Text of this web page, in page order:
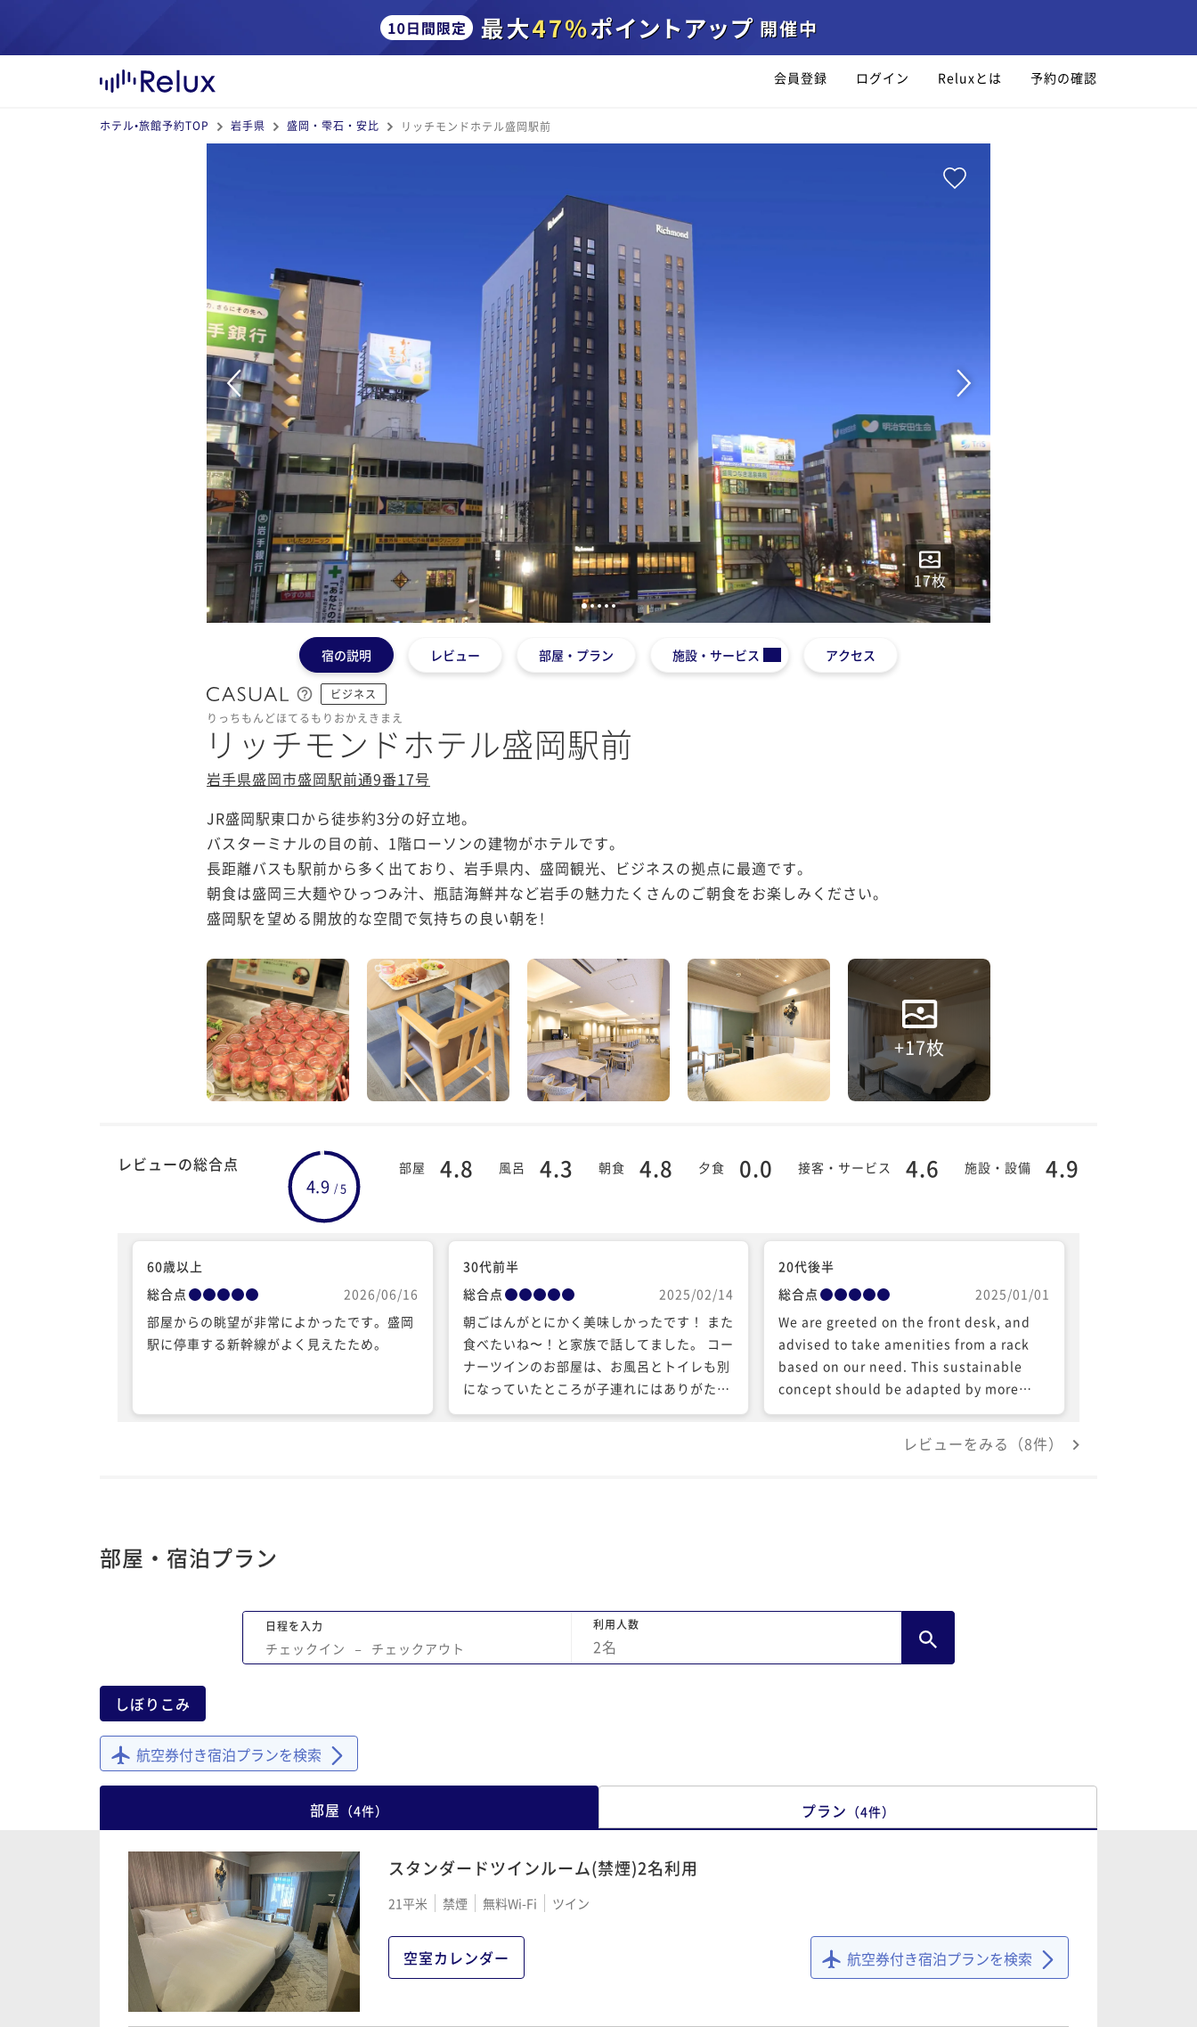
会員登録 ログイン Reluxとは 予約の確認
ホテル•旅館予約TOP 岩手県 盛岡・雫石・安比 リッチモンドホテル盛岡駅前
17枚
1 2345
宿の説明 レビュー 部屋・プラン 施設・サービス アクセス
ビジネス
りっちもんどほてるもりおかえきまえ
リッチモンドホテル盛岡駅前
岩手県盛岡市盛岡駅前通9番17号
JR盛岡駅東口から徒歩約3分の好立地。
バスターミナルの目の前、1階ローソンの建物がホテルです。
長距離バスも駅前から多く出ており、岩手県内、盛岡観光、ビジネスの拠点に最適です。
朝食は盛岡三大麺やひっつみ汁、瓶詰海鮮丼など岩手の魅力たくさんのご朝食をお楽しみください。
+17枚
レビューの総合点
4.9 /5
部屋 4.8 風呂 4.3 朝食 4.8 夕食 0.0 接客・サービス 4.6 施設・設備 4.9
60歳以上
総合点
2026/06/16
部屋からの眺望が非常によかったです。盛岡
駅に停車する新幹線がよく見えたため。
30代前半
総合点
2025/02/14
朝ごはんがとにかく美味しかったです！ また
食べたいね〜！と家族で話してました。 コー
ナーツインのお部屋は、お風呂とトイレも別
になっていたところが子連れにはありがたか
ったです！部屋も清潔感があり過ごしやすか
20代後半
総合点
2025/01/01
We are greeted on the front desk, and
advised to take amenities from a rack
based on our need. This sustainable
concept should be adapted by more
hotels. The breakfast is pretty nice, and
its service time till 10:00 is longer than
レビューをみる（8件）
部屋・宿泊プラン
日程を入力
チェックイン − チェックアウト
利用人数
2名
しぼりこみ
航空券付き宿泊プランを検索
部屋 （4件） プラン （4件）
スタンダードツインルーム(禁煙)2名利用
21平米 禁煙 無料Wi-Fi ツイン
空室カレンダー 航空券付き宿泊プランを検索